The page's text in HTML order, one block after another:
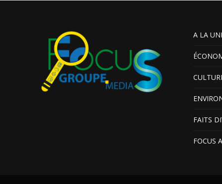
A LA
FAITS
FOCUS